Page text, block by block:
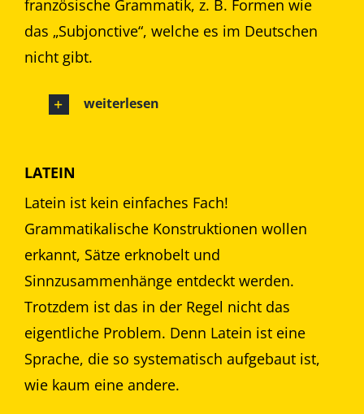
französische Grammatik, z. B. Formen wie
das „Subjonctive“, welche es im Deutschen
nicht gibt.
weiterlesen
LATEIN
Latein ist kein einfaches Fach!
Grammatikalische Konstruktionen wollen
erkannt, Sätze erknobelt und
Sinnzusammenhänge entdeckt werden.
Trotzdem ist das in der Regel nicht das
eigentliche Problem. Denn Latein ist eine
Sprache, die so systematisch aufgebaut ist,
wie kaum eine andere.